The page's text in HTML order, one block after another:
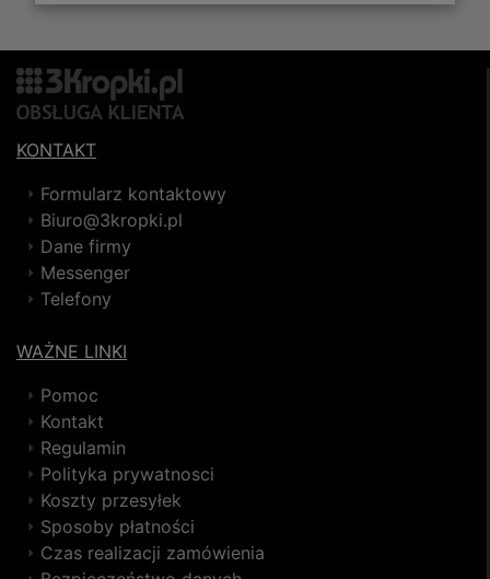
KONTAKT
Formularz kontaktowy
Biuro@3kropki.pl
Dane firmy
Messenger
Telefony
WAŻNE LINKI
Pomoc
Kontakt
Regulamin
Polityka prywatnosci
Koszty przesyłek
Sposoby płatności
Czas realizacji zamówienia